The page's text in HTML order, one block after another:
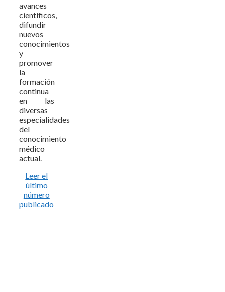
avances
científicos,
difundir
nuevos
conocimientos
y
promover
la
formación
continua
en las
diversas
especialidades
del
conocimiento
médico
actual.
Leer el
último
número
publicado